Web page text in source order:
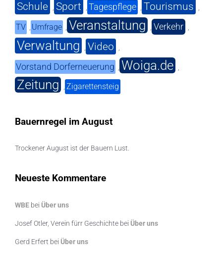
Schule , Sport , Tagespflege , Tourismus ,
TV , Umfrage , Veranstaltung , Verkehr ,
Verwaltung , Video ,
Vorstand Dorferneuerung , Woiga.de ,
Zeitung , Zigarettensteig
Bauernregel im August
Trockener August ist der Bauern Lust.
Neueste Kommentare
WBE bei Über uns
Josef Otler, Verein fürr Geschichte bei Über uns
Gerd Erfert bei Über uns